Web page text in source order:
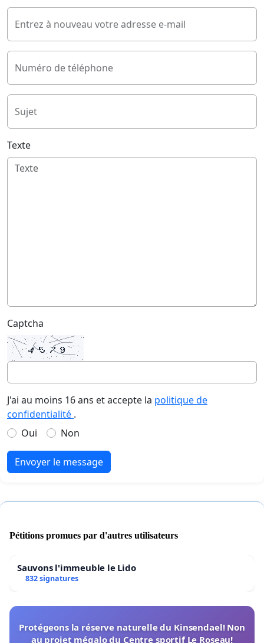
Entrez à nouveau votre adresse e-mail
Numéro de téléphone
Sujet
Texte
Captcha
J'ai au moins 16 ans et accepte la politique de
confidentialité .
Oui
Non
Envoyer le message
Pétitions promues par d'autres utilisateurs
Sauvons l'immeuble le Lido
832 signatures
Protégeons la réserve naturelle du Kinsendael! Non
au projet mégalo du Centre sportif Le Roseau!